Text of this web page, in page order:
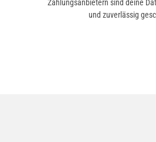
Zahlungsanbietern sind deine
und zuverlässig